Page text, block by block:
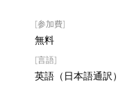
[参加費]
無料
[言語]
英語（日本語通訳）